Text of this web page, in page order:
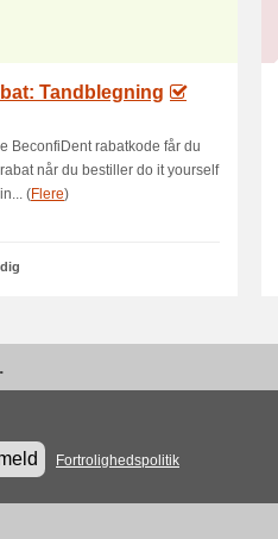
Tandblegning
BeconfiDent rabatkode får du
når du bestiller do it yourself
(Flere)
Fortrolighedspolitik